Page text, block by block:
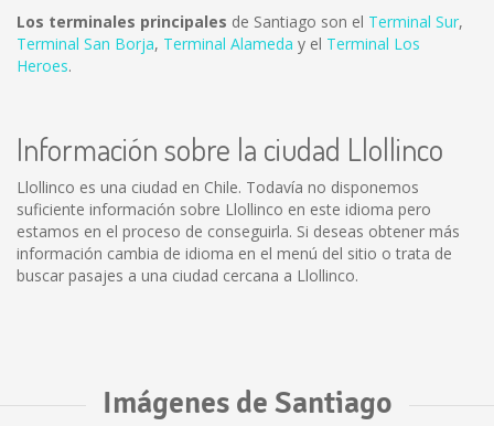
Los terminales principales de Santiago son el Terminal Sur,
Terminal San Borja, Terminal Alameda y el Terminal Los
Heroes.
Información sobre la ciudad Llollinco
Llollinco es una ciudad en Chile. Todavía no disponemos
suficiente información sobre Llollinco en este idioma pero
estamos en el proceso de conseguirla. Si deseas obtener más
información cambia de idioma en el menú del sitio o trata de
buscar pasajes a una ciudad cercana a Llollinco.
Imágenes de Santiago